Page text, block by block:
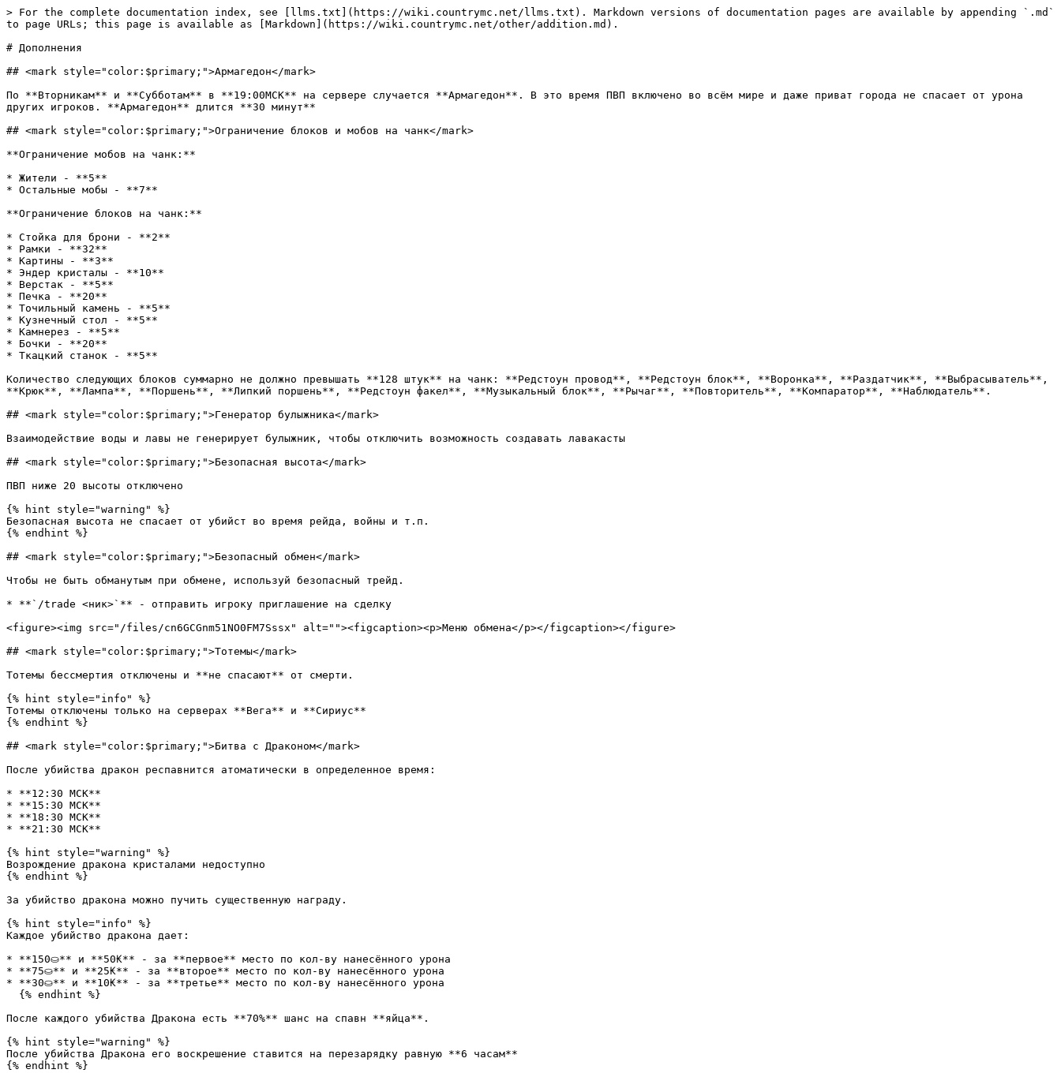
> For the complete documentation index, see [llms.txt](https://wiki.countrymc.net/llms.txt). Markdown versions of documentation pages are available by appending `.md`
to page URLs; this page is available as [Markdown](https://wiki.countrymc.net/other/addition.md).
# Дополнения
## <mark style="color:$primary;">Армагедон</mark>
По **Вторникам** и **Субботам** в **19:00МСК** на сервере случается **Армагедон**. В это время ПВП включено во всём мире и даже приват города не спасает от урона
других игроков. **Армагедон** длится **30 минут**
## <mark style="color:$primary;">Ограничение блоков и мобов на чанк</mark>
**Ограничение мобов на чанк:**
* Жители - **5**
* Остальные мобы - **7**
**Ограничение блоков на чанк:**
* Стойка для брони - **2**
* Рамки - **32**
* Картины - **3**
* Эндер кристалы - **10**
* Верстак - **5**
* Печка - **20**
* Точильный камень - **5**
* Кузнечный стол - **5**
* Камнерез - **5**
* Бочки - **20**
* Ткацкий станок - **5**
Количество следующих блоков суммарно не должно превышать **128 штук** на чанк: **Редстоун провод**, **Редстоун блок**, **Воронка**, **Раздатчик**, **Выбрасыватель**,
**Крюк**, **Лампа**, **Поршень**, **Липкий поршень**, **Редстоун факел**, **Музыкальный блок**, **Рычаг**, **Повторитель**, **Компаратор**, **Наблюдатель**.
## <mark style="color:$primary;">Генератор булыжника</mark>
Взаимодействие воды и лавы не генерирует булыжник, чтобы отключить возможность создавать лавакасты
## <mark style="color:$primary;">Безопасная высота</mark>
ПВП ниже 20 высоты отключено
{% hint style="warning" %}
Безопасная высота не спасает от убийст во время рейда, войны и т.п.
{% endhint %}
## <mark style="color:$primary;">Безопасный обмен</mark>
Чтобы не быть обманутым при обмене, используй безопасный трейд.
* **`/trade <ник>`** - отправить игроку приглашение на сделку
<figure><img src="/files/cn6GCGnm51NO0FM7Sssx" alt=""><figcaption><p>Меню обмена</p></figcaption></figure>
## <mark style="color:$primary;">Тотемы</mark>
Тотемы бессмертия отключены и **не спасают** от смерти.
{% hint style="info" %}
Тотемы отключены только на серверах **Вега** и **Сириус**
{% endhint %}
## <mark style="color:$primary;">Битва с Драконом</mark>
После убийства дракон респавнится атоматически в определенное время:
* **12:30 МСК**
* **15:30 МСК**
* **18:30 МСК**
* **21:30 МСК**
{% hint style="warning" %}
Возрождение дракона кристалами недоступно
{% endhint %}
За убийство дракона можно пучить существенную награду.
{% hint style="info" %}
Каждое убийство дракона дает:
* **150⛀** и **50₭** - за **первое** место по кол-ву нанесённого урона
* **75⛀** и **25₭** - за **второе** место по кол-ву нанесённого урона
* **30⛀** и **10₭** - за **третье** место по кол-ву нанесённого урона
После каждого убийства Дракона есть **70%** шанс на спавн **яйца**.
{% hint style="warning" %}
После убийства Дракона его воскрешение ставится на перезарядку равную **6 часам**
{% endhint %}